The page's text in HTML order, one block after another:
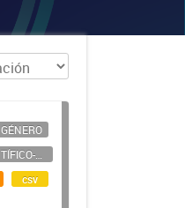
GÉNERO
PERSONAL CIENTÍFICO-TECNOLÓGICO
csv